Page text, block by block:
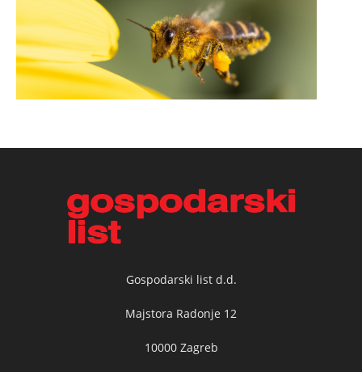
Gospodarski list d.d.
Majstora Radonje 12
10000 Zagreb